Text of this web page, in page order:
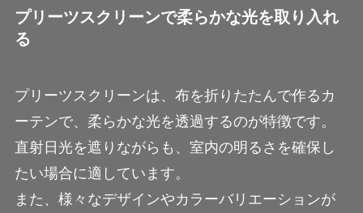
プリーツスクリーンで柔らかな光を取り入れ
る
プリーツスクリーンは、布を折りたたんで作るカ
ーテンで、柔らかな光を透過するのが特徴です。
直射日光を遮りながらも、室内の明るさを確保し
たい場合に適しています。
また、様々なデザインやカラーバリエーションが